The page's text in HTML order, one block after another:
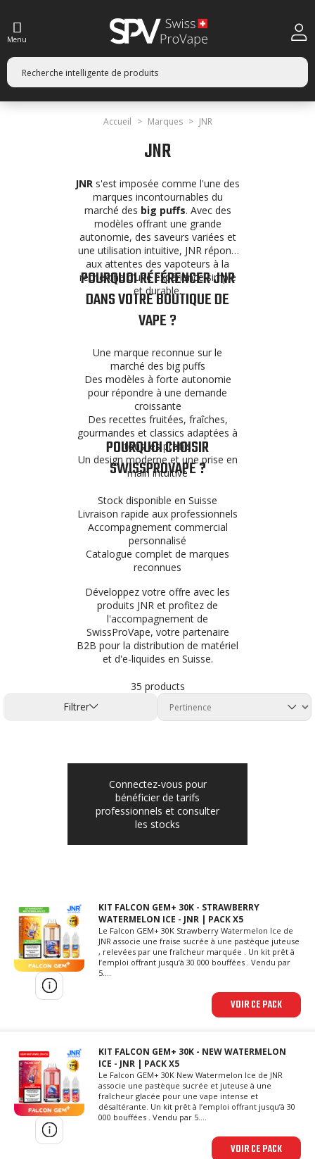
Menu
Accueil Marques JNR
JNR
JNR s'est imposée comme l'une des
marques incontournables du
marché des big puffs. Avec des
modèles offrant une grande
autonomie, des saveurs variées et
une utilisation intuitive, JNR répond
aux attentes des vapoteurs à la
recherche d'une expérience simple
et durable.
POURQUOI RÉFÉRENCER JNR
DANS VOTRE BOUTIQUE DE
VAPE ?
Une marque reconnue sur le
marché des big puffs
Des modèles à forte autonomie
pour répondre à une demande
croissante
Des recettes fruitées, fraîches,
gourmandes et classics adaptées à
tous les profils
Un design moderne et une prise en
main intuitive
POURQUOI CHOISIR
SWISSPROVAPE ?
Stock disponible en Suisse
Livraison rapide aux professionnels
Accompagnement commercial
personnalisé
Catalogue complet de marques
reconnues
Développez votre offre avec les
produits JNR et profitez de
l'accompagnement de
SwissProVape, votre partenaire
B2B pour la distribution de matériel
et d'e-liquides en Suisse.
35 products
Filtrer
Connectez-vous pour
bénéficier de tarifs
professionnels et consulter
les stocks
KIT FALCON GEM+ 30K - STRAWBERRY
WATERMELON ICE - JNR | PACK X5
Le Falcon GEM+ 30K Strawberry Watermelon Ice de
JNR associe une fraise sucrée à une pastèque juteuse
, relevées par une fraîcheur marquée . Un kit prêt à
l’emploi offrant jusqu’à 30 000 bouffées . Vendu par
5....
VOIR CE PACK
KIT FALCON GEM+ 30K - NEW WATERMELON
ICE - JNR | PACK X5
Le Falcon GEM+ 30K New Watermelon Ice de JNR
associe une pastèque sucrée et juteuse à une
fraîcheur glacée pour une vape intense et
désaltérante. Un kit prêt à l’emploi offrant jusqu’à 30
000 bouffées . Vendu par 5....
VOIR CE PACK